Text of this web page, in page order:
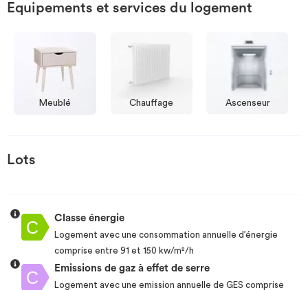
Equipements et services du logement
Meublé Chauffage Ascenseur
Lots
Classe énergie
Logement avec une consommation annuelle d’énergie
comprise entre 91 et 150 kw/m²/h
Emissions de gaz à effet de serre
Logement avec une emission annuelle de GES comprise